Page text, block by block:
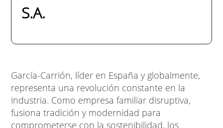
S.A.
García-Carrión, líder en España y globalmente,
representa una revolución constante en la
industria. Como empresa familiar disruptiva,
fusiona tradición y modernidad para
comprometerse con la sostenibilidad, los